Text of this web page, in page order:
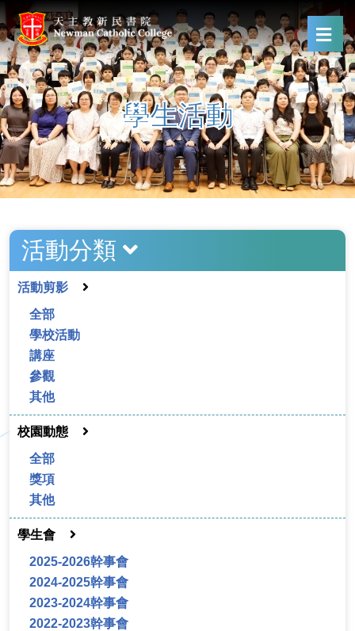
學生活動
活動分類
活動剪影
全部
學校活動
講座
參觀
其他
校園動態
全部
獎項
其他
學生會
2025-2026幹事會
2024-2025幹事會
2023-2024幹事會
2022-2023幹事會